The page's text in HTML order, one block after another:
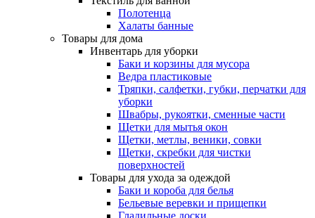
Полотенца
Халаты банные
Товары для дома
Инвентарь для уборки
Баки и корзины для мусора
Ведра пластиковые
Тряпки, салфетки, губки, перчатки для
уборки
Швабры, рукоятки, сменные части
Щетки для мытья окон
Щетки, метлы, веники, совки
Щетки, скребки для чистки
поверхностей
Товары для ухода за одеждой
Баки и короба для белья
Бельевые веревки и прищепки
Гладильные доски